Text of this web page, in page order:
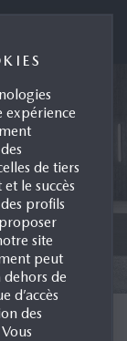
expérience
de tiers
le succès
profils
site
peut
dehors de
d’accès
des